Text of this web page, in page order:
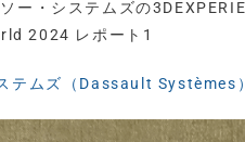
ー・システムズの
2024 レポート1
テムズ（Dassault Systèmes）